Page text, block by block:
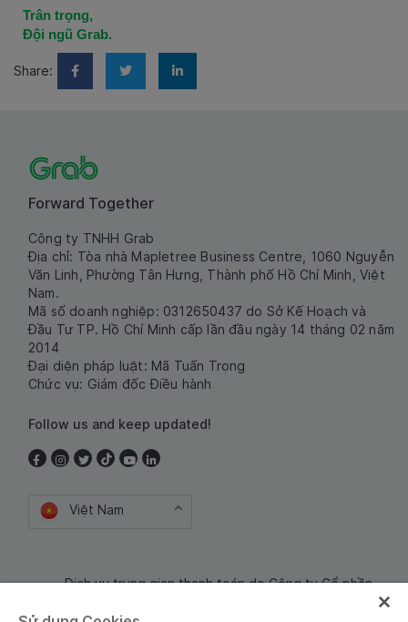
Trân trọng,
Đội ngũ Grab.
Share:
Forward Together
Công ty TNHH Grab
Địa chỉ: Tòa nhà Mapletree Business Centre, 1060 Nguyễn
Văn Linh, Phường Tân Hưng, Thành phố Hồ Chí Minh, Việt
Nam.
Mã số doanh nghiệp: 0312650437 do Sở Kế Hoạch và
Đầu Tư TP. Hồ Chí Minh cấp lần đầu ngày 14 tháng 02 năm
2014
Đại diện pháp luật: Mã Tuấn Trọng
Chức vụ: Giám đốc Điều hành
Follow us and keep updated!
Việt Nam
Dịch vụ trung gian thanh toán do Công ty Cổ phần